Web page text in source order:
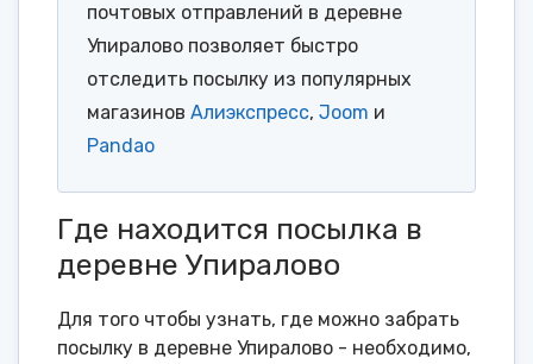
почтовых отправлений в деревне
Упиралово позволяет быстро
отследить посылку из популярных
магазинов Алиэкспресс, Joom и
Pandao
Где находится посылка в
деревне Упиралово
Для того чтобы узнать, где можно забрать
посылку в деревне Упиралово - необходимо,